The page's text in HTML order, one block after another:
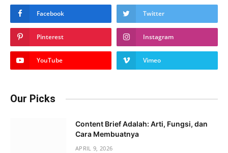
Facebook Twitter
Pinterest Instagram
YouTube Vimeo
Our Picks
Content Brief Adalah: Arti, Fungsi, dan
Cara Membuatnya
APRIL 9, 2026